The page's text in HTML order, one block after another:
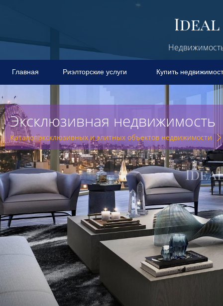
Главная Риэлторские услуги Купить
Эксклюзивная недвижимость
Каталог эксклюзивных и элитных объектов недвижимости